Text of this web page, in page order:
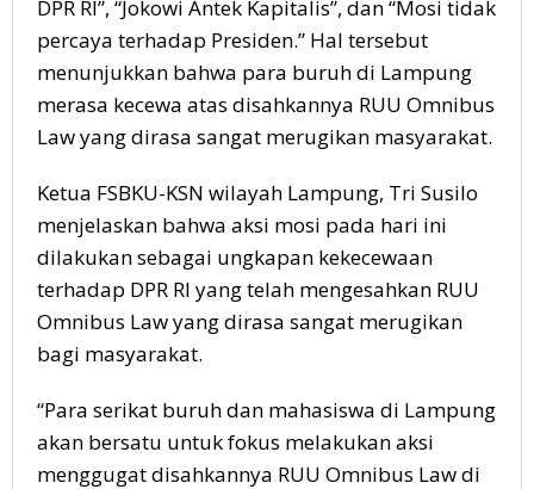
DPR RI”, “Jokowi Antek Kapitalis”, dan “Mosi tidak
percaya terhadap Presiden.” Hal tersebut
menunjukkan bahwa para buruh di Lampung
merasa kecewa atas disahkannya RUU Omnibus
Law yang dirasa sangat merugikan masyarakat.
Ketua FSBKU-KSN wilayah Lampung, Tri Susilo
menjelaskan bahwa aksi mosi pada hari ini
dilakukan sebagai ungkapan kekecewaan
terhadap DPR RI yang telah mengesahkan RUU
Omnibus Law yang dirasa sangat merugikan
bagi masyarakat.
“Para serikat buruh dan mahasiswa di Lampung
akan bersatu untuk fokus melakukan aksi
menggugat disahkannya RUU Omnibus Law di